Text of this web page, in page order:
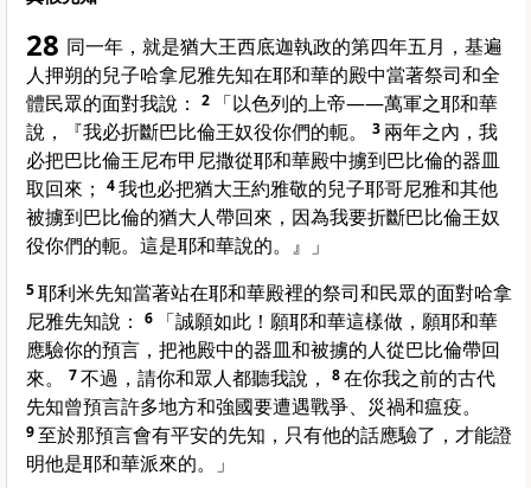
28 同一年，就是猶大王西底迦執政的第四年五月，基遍
人押朔的兒子哈拿尼雅先知在耶和華的殿中當著祭司和全
體民眾的面對我說：
2
「以色列的上帝——萬軍之耶和華
說，『我必折斷巴比倫王奴役你們的軛。
3 兩年之內，我
必把巴比倫王尼布甲尼撒從耶和華殿中擄到巴比倫的器皿
取回來；
4我也必把猶大王約雅敬的兒子耶哥尼雅和其他
被擄到巴比倫的猶大人帶回來，因為我要折斷巴比倫王奴
役你們的軛。這是耶和華說的。』」
5耶利米先知當著站在耶和華殿裡的祭司和民眾的面對哈拿
尼雅先知說：
6
「誠願如此！願耶和華這樣做，願耶和華
應驗你的預言，把祂殿中的器皿和被擄的人從巴比倫帶回
來。
7不過，請你和眾人都聽我說， 8在你我之前的古代
先知曾預言許多地方和強國要遭遇戰爭、災禍和瘟疫。
9至於那預言會有平安的先知，只有他的話應驗了，才能證
明他是耶和華派來的。」